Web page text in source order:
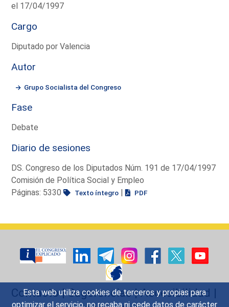
Esta web utiliza cookies de terceros y propias para
optimizar el servicio, no recaba ni cede datos de carácter
el 17/04/1997
Cargo
Diputado por Valencia
Autor
Grupo Socialista del Congreso
Fase
Debate
Diario de sesiones
DS. Congreso de los Diputados Núm. 191 de 17/04/1997
Comisión de Política Social y Empleo
Páginas: 5330
Texto íntegro | PDF
Contacto|Sugerencias|Accesibilidad |